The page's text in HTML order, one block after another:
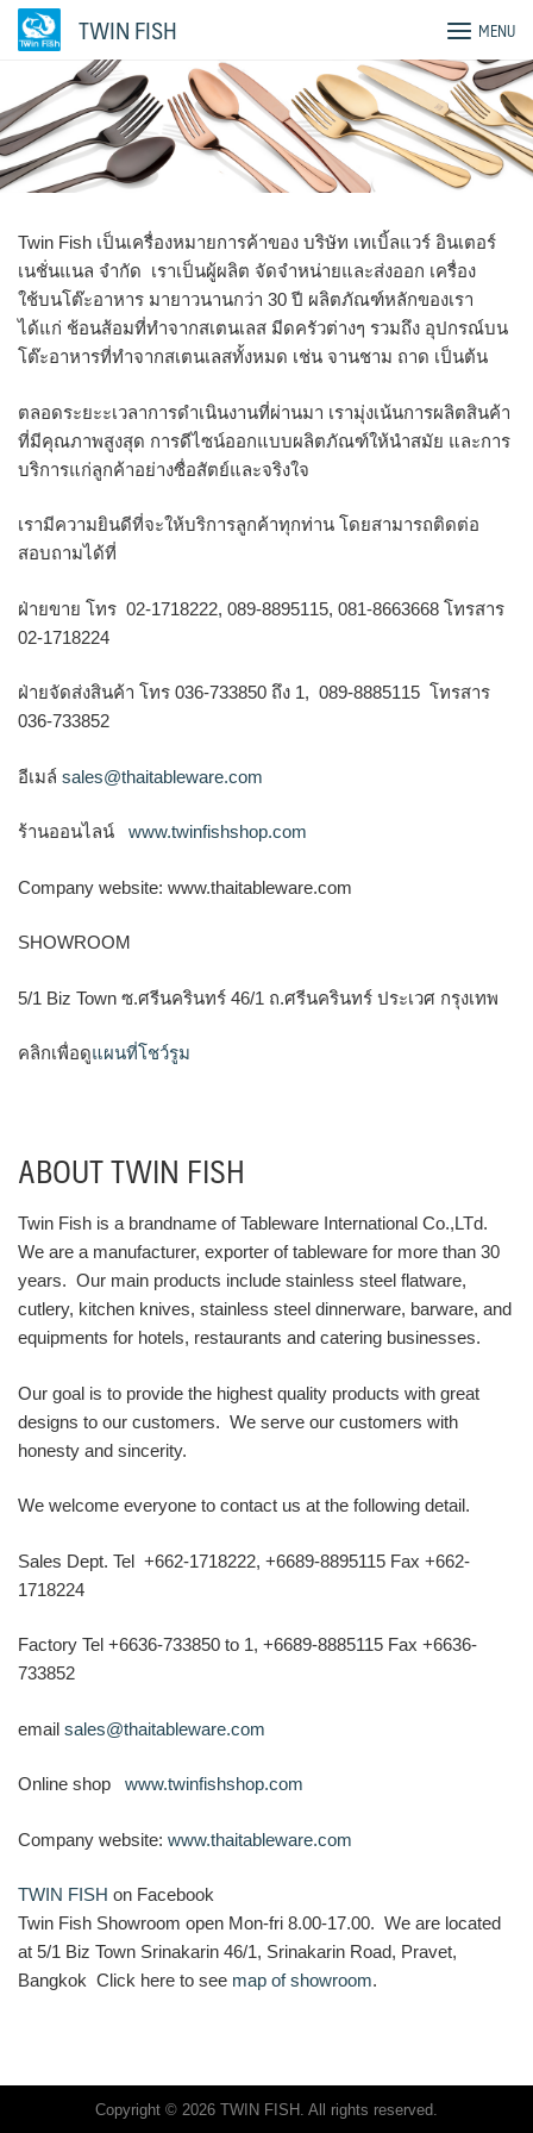
Skip
TWIN FISH MENU
Twin Fish เป็นเครื่องหมายการค้าของ บริษัท เทเบิ้ลแวร์ อินเตอร์
เนชั่นแนล จำกัด เราเป็นผู้ผลิต จัดจำหน่ายและส่งออก เครื่อง
ใช้บนโต๊ะอาหาร มายาวนานกว่า 30 ปี ผลิตภัณฑ์หลักของเรา
ได้แก่ ช้อนส้อมที่ทำจากสเตนเลส มีดครัวต่างๆ รวมถึง อุปกรณ์บน
โต๊ะอาหารที่ทำจากสเตนเลสทั้งหมด เช่น จานชาม ถาด เป็นต้น
ตลอดระยะะเวลาการดำเนินงานที่ผ่านมา เรามุ่งเน้นการผลิตสินค้า
ที่มีคุณภาพสูงสุด การดีไซน์ออกแบบผลิตภัณฑ์ให้นำสมัย และการ
บริการแก่ลูกค้าอย่างซื่อสัตย์และจริงใจ
เรามีความยินดีที่จะให้บริการลูกค้าทุกท่าน โดยสามารถติดต่อ
สอบถามได้ที่
ฝ่ายขาย โทร 02-1718222, 089-8895115, 081-8663668 โทรสาร
02-1718224
ฝ่ายจัดส่งสินค้า โทร 036-733850 ถึง 1, 089-8885115 โทรสาร
036-733852
อีเมล์ sales@thaitableware.com
ร้านออนไลน์ www.twinfishshop.com
Company website: www.thaitableware.com
SHOWROOM
5/1 Biz Town ซ.ศรีนครินทร์ 46/1 ถ.ศรีนครินทร์ ประเวศ กรุงเทพ
คลิกเพื่อดูแผนที่โชว์รูม
ABOUT TWIN FISH
Twin Fish is a brandname of Tableware International Co.,LTd.
We are a manufacturer, exporter of tableware for more than 30
years. Our main products include stainless steel flatware,
cutlery, kitchen knives, stainless steel dinnerware, barware, and
equipments for hotels, restaurants and catering businesses.
Our goal is to provide the highest quality products with great
designs to our customers. We serve our customers with
honesty and sincerity.
We welcome everyone to contact us at the following detail.
Sales Dept. Tel +662-1718222, +6689-8895115 Fax +662-
1718224
Factory Tel +6636-733850 to 1, +6689-8885115 Fax +6636-
733852
email sales@thaitableware.com
Online shop www.twinfishshop.com
Company website: www.thaitableware.com
TWIN FISH on Facebook
Twin Fish Showroom open Mon-fri 8.00-17.00. We are located
at 5/1 Biz Town Srinakarin 46/1, Srinakarin Road, Pravet,
Bangkok Click here to see map of showroom.
Copyright © 2026 TWIN FISH. All rights reserved.